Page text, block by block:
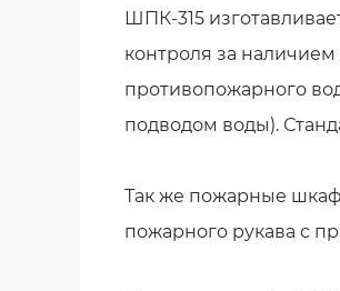
ШПК-315
контроля за
противопожарного
подводом воды).
Так же пожарные
пожарного рукава с